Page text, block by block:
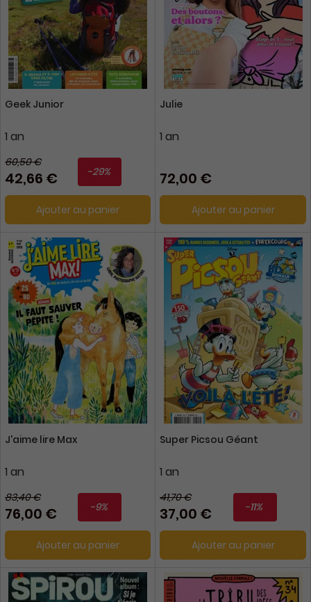
Geek Junior
1 an
60,50 €
42,66 € -29%
Ajouter au panier
Julie
1 an
72,00 €
Ajouter au panier
J'aime lire Max
1 an
83,40 €
76,00 € -9%
Ajouter au panier
Super Picsou Géant
1 an
41,70 €
37,00 € -11%
Ajouter au panier